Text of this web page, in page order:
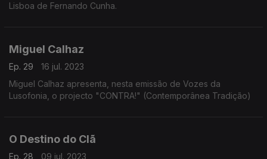
Lisboa de Fernando Cunha.
Miguel Calhaz
Ep. 29
16 jul. 2023
Miguel Calhaz apresenta, nesta emissão de Vozes da
Lusofonia, o projecto "CONTRA!" (Contemporânea Tradição)
O Destino do Clã
Ep. 28
09 jul. 2023